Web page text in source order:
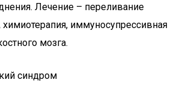
Лечение – переливание
иммуносупрессивная
мозга.
синдром